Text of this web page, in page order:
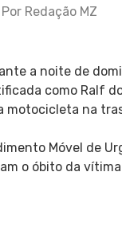
Por Redação MZ
a noite de
como Ralf
motocicleta na
Móvel de
o óbito da